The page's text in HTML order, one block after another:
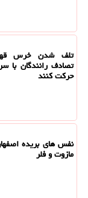
تلف شدن خرس
تصادف رانندگان با
حرکت کنند
نفس های بریده
مازوت و فلر